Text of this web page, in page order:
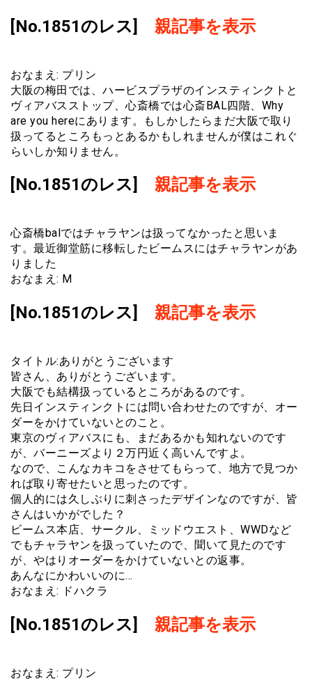
[No.1851のレス] 親記事を表示
おなまえ: プリン
大阪の梅田では、ハービスプラザのインスティンクトと
ヴィアバスストップ、心斎橋では心斎BAL四階、Why
are you hereにあります。もしかしたらまだ大阪で取り
扱ってるところもっとあるかもしれませんが僕はこれぐ
らいしか知りません。
[No.1851のレス] 親記事を表示
心斎橋balではチャラヤンは扱ってなかったと思いま
す。最近御堂筋に移転したビームスにはチャラヤンがあ
りました
おなまえ: M
[No.1851のレス] 親記事を表示
タイトル:ありがとうございます
皆さん、ありがとうございます。
大阪でも結構扱っているところがあるのです。
先日インスティンクトには問い合わせたのですが、オー
ダーをかけていないとのこと。
東京のヴィアバスにも、まだあるかも知れないのです
が、バーニーズより２万円近く高いんですよ。
なので、こんなカキコをさせてもらって、地方で見つか
れば取り寄せたいと思ったのです。
個人的には久しぶりに刺さったデザインなのですが、皆
さんはいかがでした？
ビームス本店、サークル、ミッドウエスト、WWDなど
でもチャラヤンを扱っていたので、聞いて見たのです
が、やはりオーダーをかけていないとの返事。
あんなにかわいいのに…
おなまえ: ドハクラ
[No.1851のレス] 親記事を表示
おなまえ: プリン